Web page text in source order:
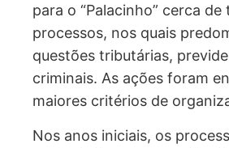
O Tribunal de Justiça do
para o “Palacinho” cerca de
processos, nos quais
questões tributárias,
criminais. As ações foram